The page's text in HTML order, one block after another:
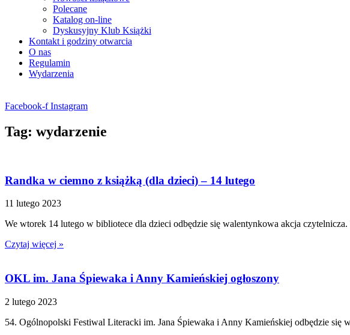
Polecane
Katalog on-line
Dyskusyjny Klub Książki
Kontakt i godziny otwarcia
O nas
Regulamin
Wydarzenia
Facebook-f Instagram
Tag: wydarzenie
Randka w ciemno z książką (dla dzieci) – 14 lutego
11 lutego 2023
We wtorek 14 lutego w bibliotece dla dzieci odbędzie się walentynkowa akcja
Czytaj więcej »
OKL im. Jana Śpiewaka i Anny Kamieńskiej ogłoszony
2 lutego 2023
54. Ogólnopolski Festiwal Literacki im. Jana Śpiewaka i Anny Kamieńskiej odbędzie